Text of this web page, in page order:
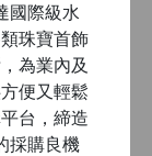
國際級水
珠寶首飾
為業內及
便又輕鬆
台，締造
採購良機